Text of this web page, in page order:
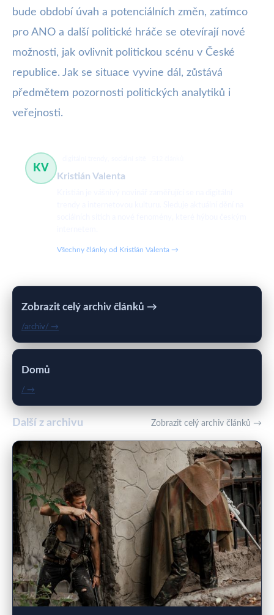
bude období úvah a potenciálních změn, zatímco
pro ANO a další politické hráče se otevírají nové
možnosti, jak ovlivnit politickou scénu v České
republice. Jak se situace vyvine dál, zůstává
předmětem pozornosti politických analytiků i
veřejnosti.
KV
Kristián Valenta
Všechny články od Kristián Valenta →
Zobrazit celý archiv článků →
/archiv/ →
Domů
/ →
Další z archivu Zobrazit celý archiv článků →